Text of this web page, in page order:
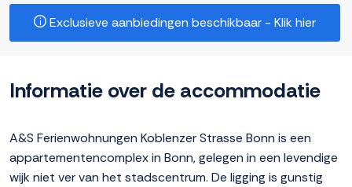
Exclusieve aanbiedingen beschikbaar - Klik hier
Informatie over de accommodatie
A&S Ferienwohnungen Koblenzer Strasse Bonn is een
appartementencomplex in Bonn, gelegen in een levendige
wijk niet ver van het stadscentrum. De ligging is gunstig